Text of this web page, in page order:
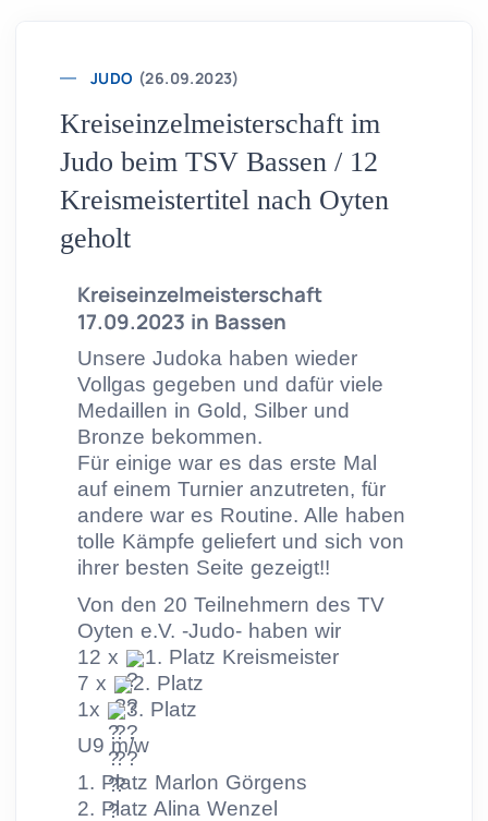
JUDO (26.09.2023)
Kreiseinzelmeisterschaft im
Judo beim TSV Bassen / 12
Kreismeistertitel nach Oyten
geholt
Kreiseinzelmeisterschaft
17.09.2023 in Bassen
Unsere Judoka haben wieder
Vollgas gegeben und dafür viele
Medaillen in Gold, Silber und
Bronze bekommen.
Für einige war es das erste Mal
auf einem Turnier anzutreten, für
andere war es Routine. Alle haben
tolle Kämpfe geliefert und sich von
ihrer besten Seite gezeigt!!
Von den 20 Teilnehmern des TV
Oyten e.V. -Judo- haben wir
12 x
1. Platz Kreismeister
7 x
2. Platz
1x
3. Platz
U9 m/w
1. Platz Marlon Görgens
2. Platz Alina Wenzel